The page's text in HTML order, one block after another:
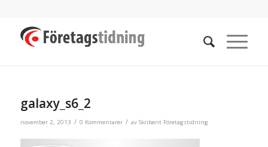
galaxy_s6_2
november 2, 2013 / 0 Kommentarer / av Skribent Företagstidning